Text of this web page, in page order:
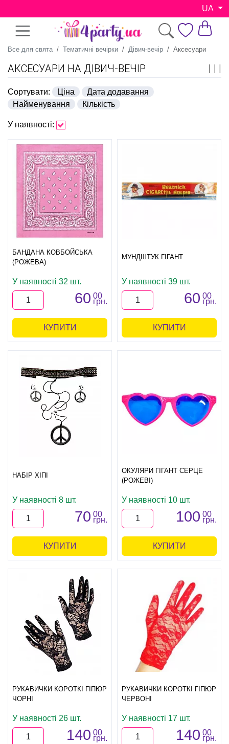
UA
Все для свята Тематичні вечірки Дівич-вечір Аксесуари
АКСЕСУАРИ НА ДІВИЧ-ВЕЧІР
Сортувати: Ціна
Дата додавання
Найменування
Кількість
У наявності:
БАНДАНА КОВБОЙСЬКА
(РОЖЕВА)
У наявності 32 шт.
60 00
грн.
КУПИТИ
МУНДШТУК ГІГАНТ
У наявності 39 шт.
60 00
грн.
КУПИТИ
НАБІР ХІПІ
У наявності 8 шт.
70 00
грн.
КУПИТИ
ОКУЛЯРИ ГІГАНТ СЕРЦЕ
(РОЖЕВІ)
У наявності 10 шт.
100 00
грн.
КУПИТИ
РУКАВИЧКИ КОРОТКІ ГІПЮР
ЧОРНІ
У наявності 26 шт.
140 00
грн.
РУКАВИЧКИ КОРОТКІ ГІПЮР
ЧЕРВОНІ
У наявності 17 шт.
140 00
грн.